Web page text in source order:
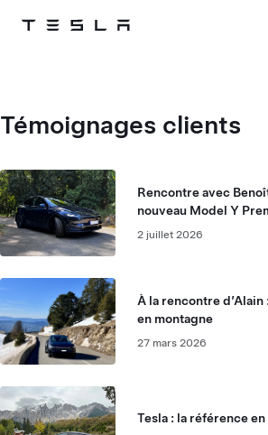
Tesla
Témoignages clients
Rencontre avec
nouveau Model Y
2 juillet 2026
À la rencontre
en montagne
27 mars 2026
Tesla : la référence